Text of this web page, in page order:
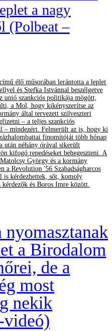
a nagy
(Polbeat –
élő műsorában lerántotta a leplet
és Stefka Istvánnal beszélgetve
unió szankciós politikája mögött,
a Mol, hogy kikényszerítse az
által tervezett szilveszteri
– a teljes szankciós
– mindezért. Felmerült az is, hogy ki
finomítóját több hónap
után néhány órával sikerült
kifogó repedéseket behegeszteni. A
György és a kormány
a Revolution '56 Szabadságharcos
is kérdezhettek, sőt, komoly
és Boros Imre között.
nyomasztanak
a Birodalom
de a
most
nekik
videó)